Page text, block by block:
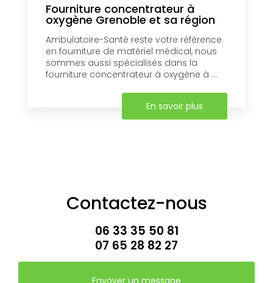
Fourniture concentrateur à
oxygène Grenoble et sa région
Ambulatoire-Santé reste votre référence
en fourniture de matériel médical, nous
sommes aussi spécialisés dans la
fourniture concentrateur à oxygène à ...
En savoir plus
Contactez-nous
06 33 35 50 81
07 65 28 82 27
Envoyer un message